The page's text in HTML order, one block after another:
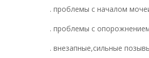
. проблемы с началом
. проблемы с
. внезапные,сильные